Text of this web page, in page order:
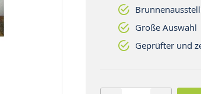
Große Auswahl
Geprüfter und